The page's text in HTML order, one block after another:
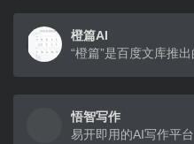
橙篇AI
悟智写作
易开即用的AI写作平台